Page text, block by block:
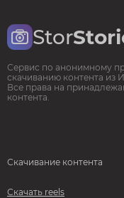
Stor
Сервис по анонимному
скачиванию контента из
Все права на
контента.
Скачивание контента
Скачать reels